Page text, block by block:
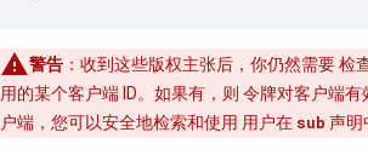
警告 ：收到这些版权主张后，你仍然需要 检
用的某个客户端 ID。如果有，则 令牌对客户端
户端，您可以安全地检索和使用 用户在 sub 声明